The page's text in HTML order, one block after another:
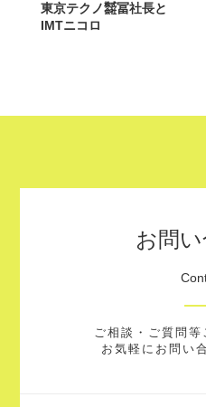
東京テクノ㍿冨社長と
IMTニコロ
お問
ご相談・ご質問等
お気軽にお問い